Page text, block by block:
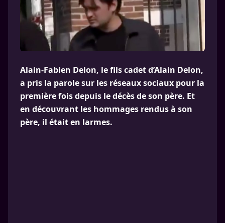
Alain-Fabien Delon, le fils cadet d’Alain Delon,
a pris la parole sur les réseaux sociaux pour la
première fois depuis le décès de son père. Et
en découvrant les hommages rendus à son
père, il était en larmes.